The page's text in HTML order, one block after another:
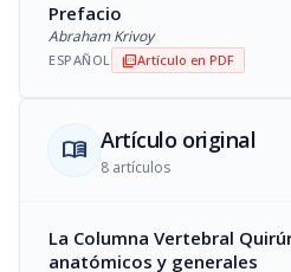
Prefacio
Abraham Krivoy
ESPAÑOL picture_as_pdfArtículo en PDF
menu_book Artículo original
8 artículos
La Columna Vertebral
anatómicos y generales